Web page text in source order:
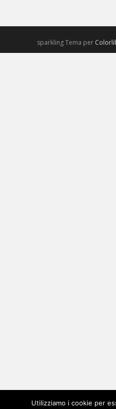
sparkling Tema per
Utilizziamo i cookie per